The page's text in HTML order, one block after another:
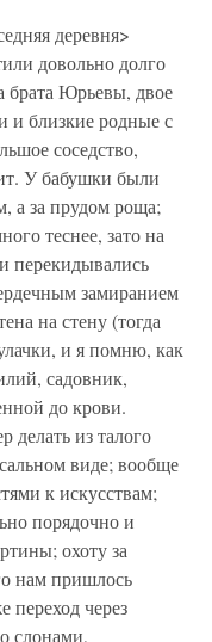
деревня>
довольно долго
брата Юрьевы, двое
и близкие родные с
соседство,
У бабушки были
а за прудом роща;
теснее, зато на
перекидывались
замиранием
на стену (тогда
и я помню, как
садовник,
до крови.
из талого
виде; вообще
к искусствам;
порядочно и
охоту за
нам пришлось
переход через
слонами,